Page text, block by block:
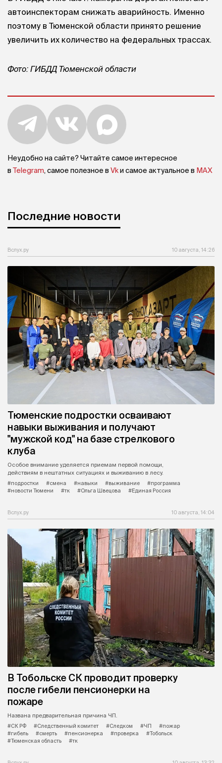
автоинспекторам снижать аварийность. Именно
поэтому в Тюменской области принято решение
увеличить их количество на федеральных трассах.
Фото: ГИБДД Тюменской области
Неудобно на сайте? Читайте самое интересное
в Telegram, самое полезное в Vkи самое актуальное в MAX
Последние новости
Вслух.ру 10 августа, 14:26
Тюменские подростки осваивают
навыки выживания и получают
"мужской код" на базе стрелкового
клуба
Особое внимание уделяется приемам первой помощи,
действиям в нештатных ситуациях и выживанию в лесу.
#подростки
#смена #навыки #выживание
#программа
#новости Тюмени
#тк #Ольга Швецова #Единая Россия
Вслух.ру 10 августа, 14:04
В Тобольске СК проводит проверку
после гибели пенсионерки на
пожаре
Названа предварительная причина ЧП.
#СК РФ
#Следственный комитет #Следком #ЧП
#пожар
#гибель
#смерть #пенсионерка #проверка
#Тобольск
#Тюменская область
#тк